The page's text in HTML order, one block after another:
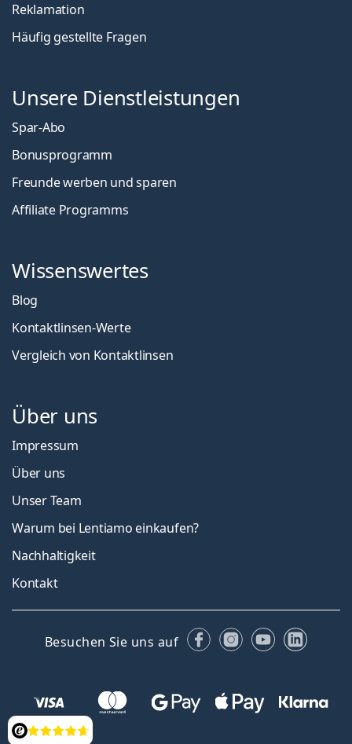
Bewertung
Reklamation
Häufig gestellte Fragen
Unsere Dienstleistungen
Spar-Abo
Bonusprogramm
Freunde werben und sparen
Affiliate Programms
Wissenswertes
Blog
Kontaktlinsen-Werte
Vergleich von Kontaktlinsen
Über uns
Impressum
Über uns
Unser Team
Warum bei Lentiamo einkaufen?
Nachhaltigkeit
Kontakt
Besuchen Sie uns auf FacebookInstagram
YouTube